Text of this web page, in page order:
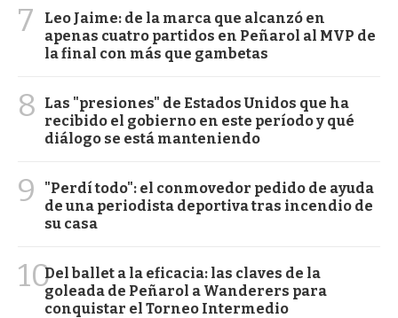
7
Leo Jaime: de la marca que alcanzó en
apenas cuatro partidos en Peñarol al MVP de
la final con más que gambetas
8
Las "presiones" de Estados Unidos que ha
recibido el gobierno en este período y qué
diálogo se está manteniendo
9
"Perdí todo": el conmovedor pedido de ayuda
de una periodista deportiva tras incendio de
su casa
10Del ballet a la eficacia: las claves de la
goleada de Peñarol a Wanderers para
conquistar el Torneo Intermedio